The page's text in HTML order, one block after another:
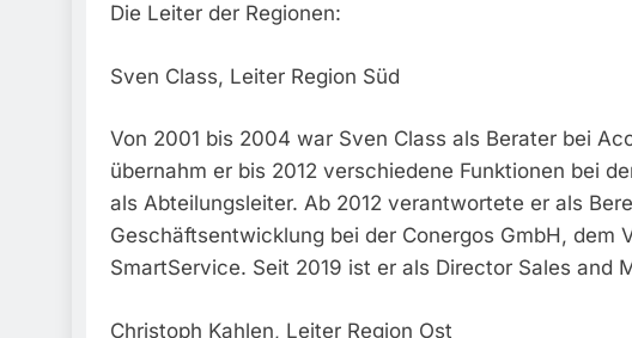
Die Leiter der Regionen:
Sven Class, Leiter Region Süd
Von 2001 bis 2004 war Sven Class als Berater bei
übernahm er bis 2012 verschiedene Funktionen bei
als Abteilungsleiter. Ab 2012 verantwortete er als
Geschäftsentwicklung bei der Conergos GmbH, dem
SmartService. Seit 2019 ist er als Director Sales and
Christoph Kahlen, Leiter Region Ost